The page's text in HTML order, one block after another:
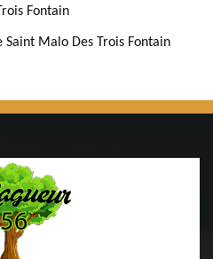
Fontain
Malo Des Trois Fontain